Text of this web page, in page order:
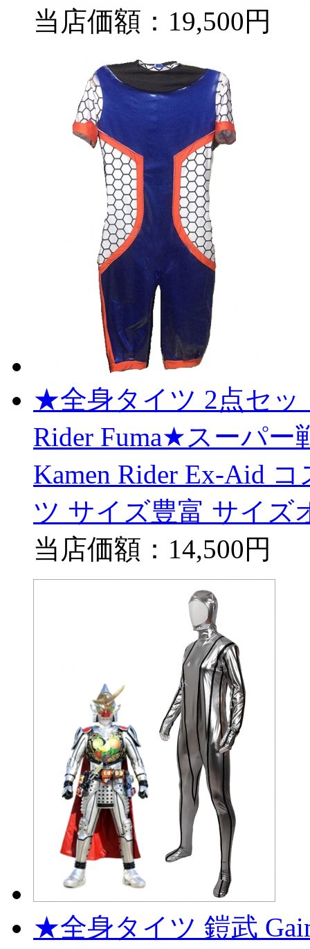
当店価額： 19,500円
★全身タイツ 2点セッ
Rider Fuma★スーパ
Kamen Rider Ex-Aid
ツ サイズ豊富 サイズ
当店価額： 14,500円
★全身タイツ 鎧武